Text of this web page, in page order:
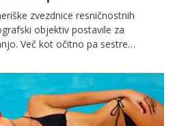
v Grčiji.
zvezdnice resničnostnih
objektiv postavile za
Več kot očitno pa sestre
ki so jo objavili, več kot